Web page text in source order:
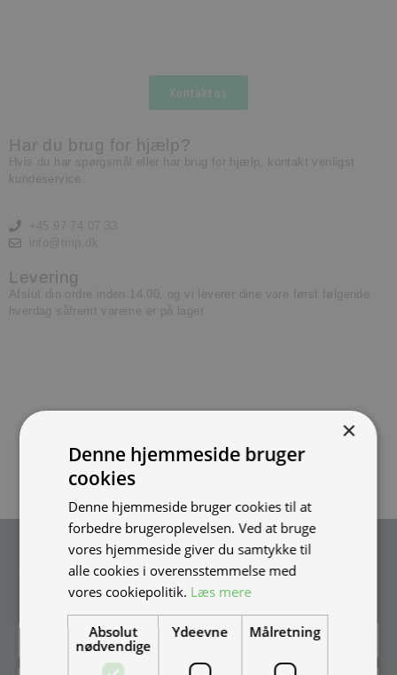
Kontakt os
Har du brug for hjælp?
Hvis du har spørgsmål eller har brug for hjælp, kontakt venligst
kundeservice.
Levering
Afslut din ordre inden 14.00, og vi leverer dine vare først følgende
hverdag såfremt varerne er på lager.
Tilmeld nyhedsmail
Vær blandt de første til at modtage info om nye produkter, tilbud,
events og udstillinger.
×
Denne hjemmeside bruger
cookies
Denne hjemmeside bruger cookies til at
forbedre brugeroplevelsen. Ved at bruge
vores hjemmeside giver du samtykke til
alle cookies i overensstemmelse med
vores cookiepolitik. Læs mere
Absolut
nødvendige
Ydeevne Målretning